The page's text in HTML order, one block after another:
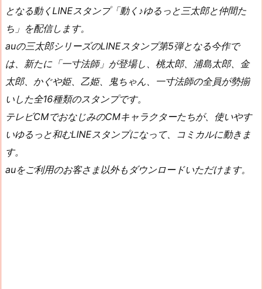
となる動くLINEスタンプ「動く♪ゆるっと三太郎と仲間た
ち」を配信します。
auの三太郎シリーズのLINEスタンプ第5弾となる今作で
は、新たに「一寸法師」が登場し、桃太郎、浦島太郎、金
太郎、かぐや姫、乙姫、鬼ちゃん、一寸法師の全員が勢揃
いした全16種類のスタンプです。
テレビCMでおなじみのCMキャラクターたちが、使いやす
いゆるっと和むLINEスタンプになって、コミカルに動きま
す。
auをご利用のお客さま以外もダウンロードいただけます。